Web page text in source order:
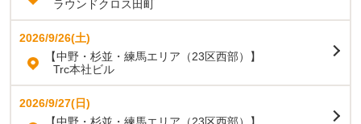
ラウンドクロス田町
2026/9/26(土)
【中野・杉並・練馬エリア（23区西部）】
Trc本社ビル
2026/9/27(日)
【中野・杉並・練馬エリア（23区西部）】